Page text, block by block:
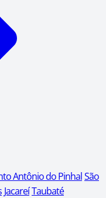
Antônio do PinhalSão
JacareíTaubaté